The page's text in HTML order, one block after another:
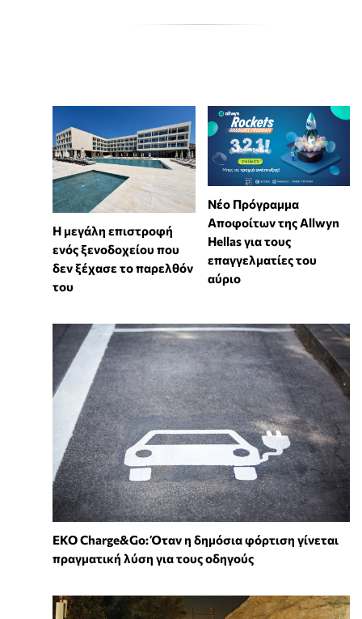
Η μεγάλη επιστροφή
ενός ξενοδοχείου που
δεν ξέχασε το παρελθόν
του
Νέο Πρόγραμμα
Αποφοίτων της Allwyn
Hellas για τους
επαγγελματίες του
αύριο
EKO Charge&Go: Όταν η δημόσια φόρτιση γίνεται
πραγματική λύση για τους οδηγούς